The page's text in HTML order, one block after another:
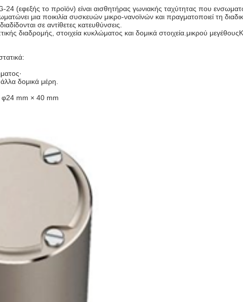
(εφεξής το προϊόν) είναι αισθητήρας γωνιακής ταχύτητας που
μια ποικιλία συσκευών μικρο-νανοϊνών και πραγματοποιεί τη
σε αντίθετες κατευθύνσεις.
διαδρομής, στοιχεία κυκλώματος και δομικά στοιχεία.μικρού
δομικά μέρη.
φ24 mm × 40 mm